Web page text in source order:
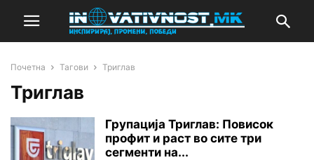
Почетна Тагови Триглав
Триглав
Групација Триглав: Повисок
профит и раст во сите три
сегменти на...